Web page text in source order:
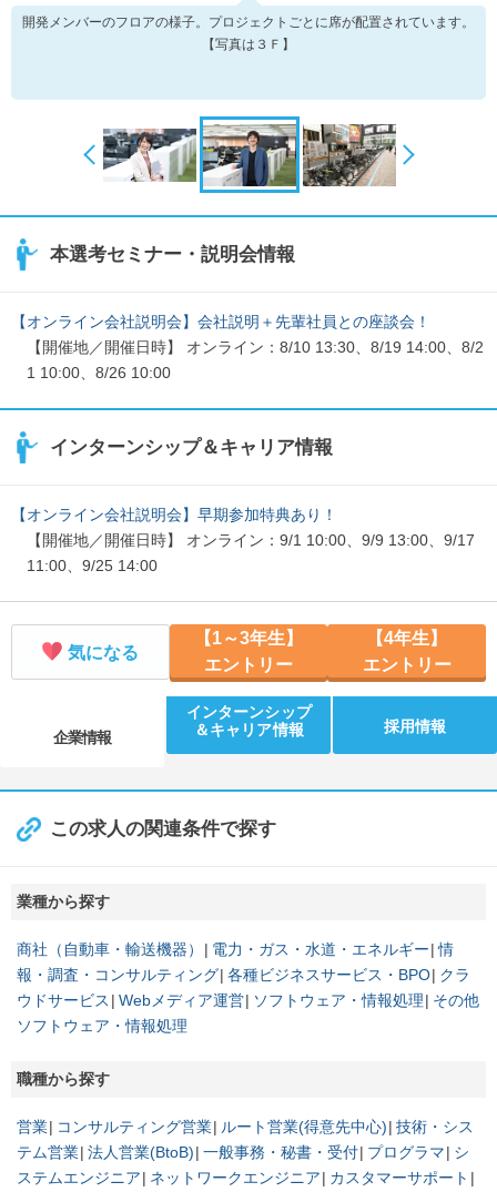
開発メンバーのフロアの様子。プロジェクトごとに席が配置されています。
【写真は３Ｆ】
本選考セミナー・説明会情報
【オンライン会社説明会】会社説明＋先輩社員との座談会！
【開催地／開催日時】 オンライン：8/10 13:30、8/19 14:00、8/2
1 10:00、8/26 10:00
インターンシップ＆キャリア情報
【オンライン会社説明会】早期参加特典あり！
【開催地／開催日時】 オンライン：9/1 10:00、9/9 13:00、9/17
11:00、9/25 14:00
気になる
【1～3年生】
エントリー
【4年生】
エントリー
企業情報
インターンシップ
＆キャリア情報
採用情報
この求人の関連条件で探す
業種から探す
商社（自動車・輸送機器） 電力・ガス・水道・エネルギー 情
報・調査・コンサルティング 各種ビジネスサービス・BPO クラ
ウドサービス
Webメディア運営 ソフトウェア・情報処理
その他
ソフトウェア・情報処理
職種から探す
営業 コンサルティング営業 ルート営業(得意先中心) 技術・シス
テム営業 法人営業(BtoB) 一般事務・秘書・受付 プログラマ
シ
ステムエンジニア
ネットワークエンジニア
カスタマーサポート